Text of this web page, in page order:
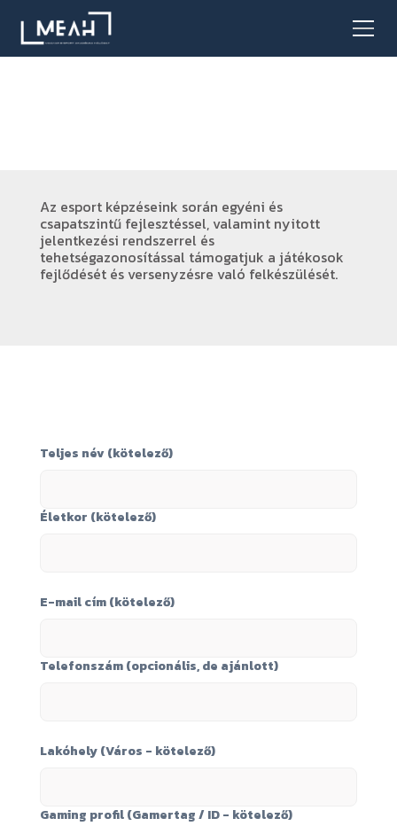
Az esport képzéseink során egyéni és
csapatszintű fejlesztéssel, valamint nyitott
jelentkezési rendszerrel és
tehetségazonosítással támogatjuk a játékosok
fejlődését és versenyzésre való felkészülését.
Teljes név (kötelező)
Életkor (kötelező)
E-mail cím (kötelező)
Telefonszám (opcionális, de ajánlott)
Lakóhely (Város - kötelező)
Gaming profil (Gamertag / ID - kötelező)